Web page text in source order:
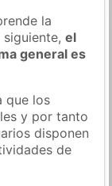
la
siguiente,el
general es
que los
y por tanto
disponen
de